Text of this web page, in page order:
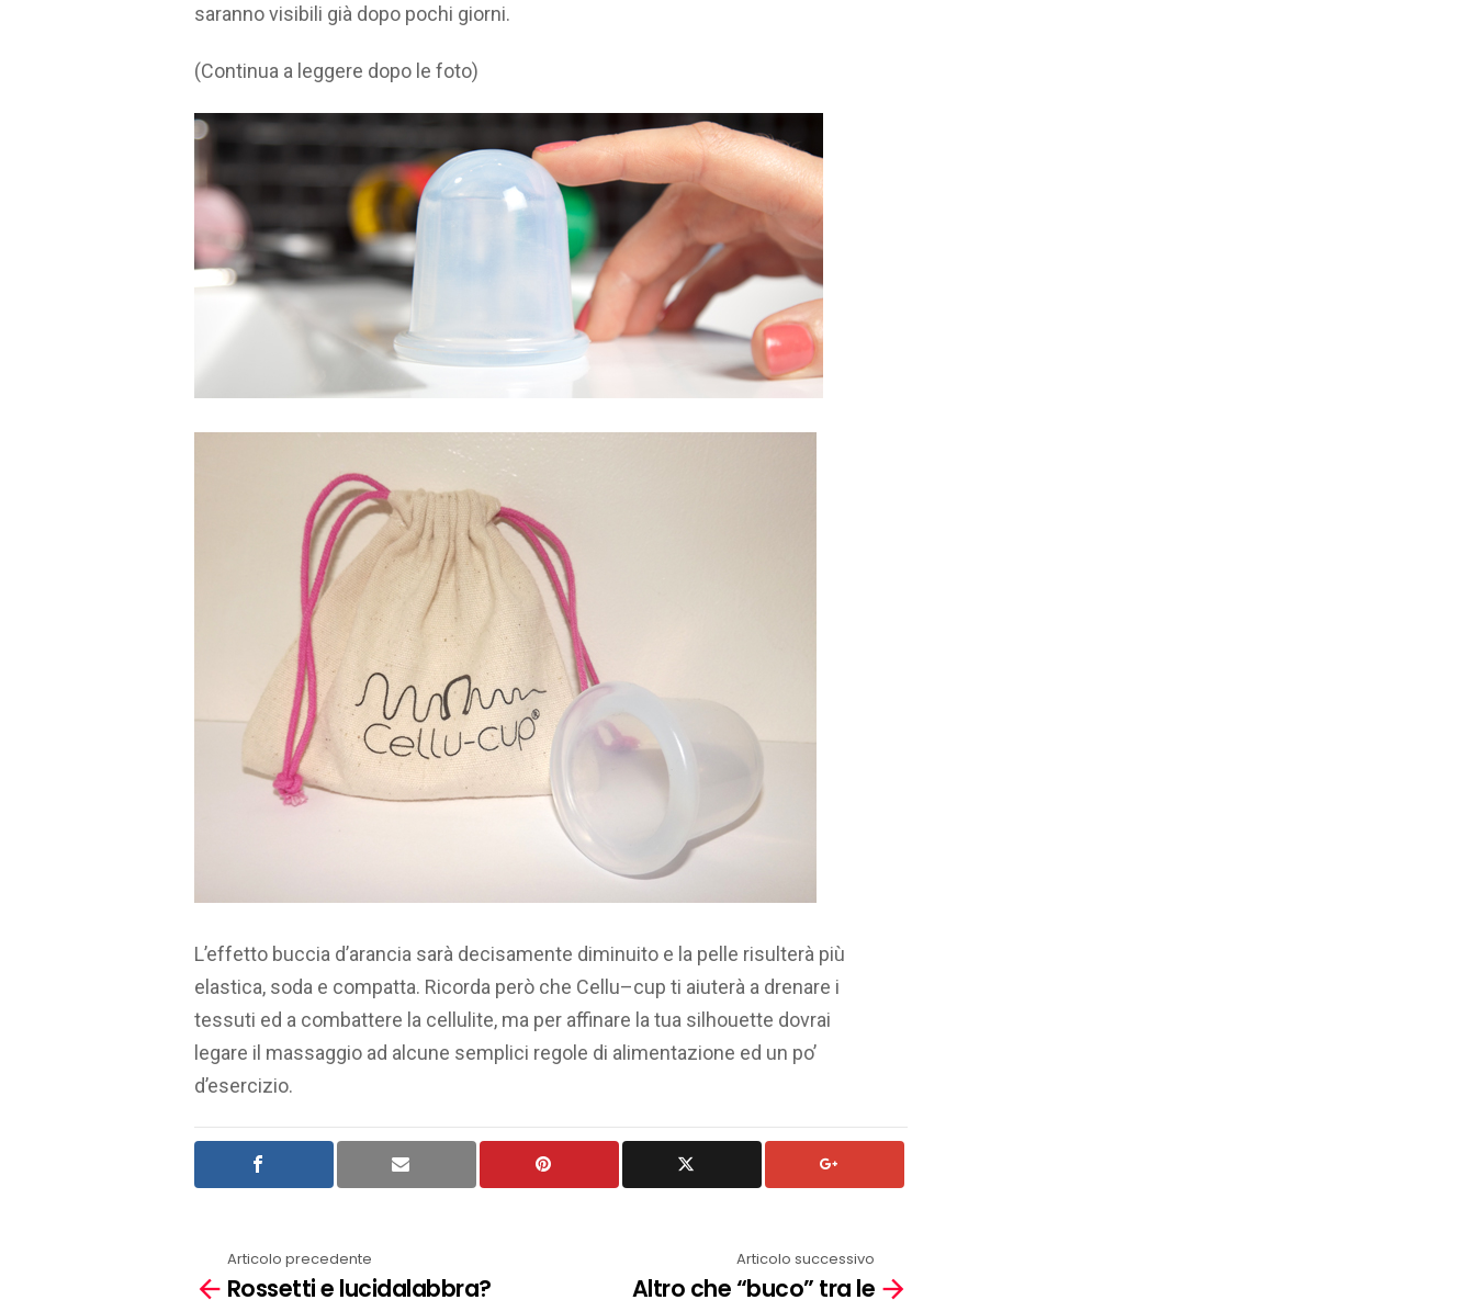
saranno visibili già dopo pochi giorni.
(Continua a leggere dopo le foto)
L’effetto buccia d’arancia sarà decisamente diminuito e la pelle risulterà più
elastica, soda e compatta. Ricorda però che Cellu–cup ti aiuterà a drenare i
tessuti ed a combattere la cellulite, ma per affinare la tua silhouette dovrai
legare il massaggio ad alcune semplici regole di alimentazione ed un po’
d’esercizio.
more
Articolo precedente
Rossetti e lucidalabbra?
Articolo successivo
Altro che “buco” tra le